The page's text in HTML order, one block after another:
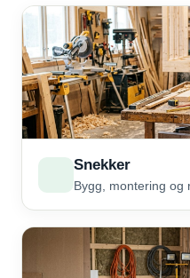
Snekker
Bygg, montering og